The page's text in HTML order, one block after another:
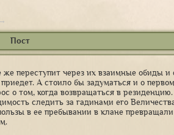
Пост
переступит через их взаимные обиды и
А стоило бы задуматься и о
о том, когда возвращаться в
следить за гадинами его
в ее пребывании в клане